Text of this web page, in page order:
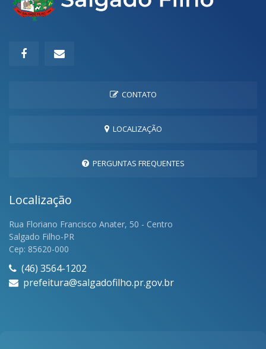
CONTATO
LOCALIZAÇÃO
PERGUNTAS FREQUENTES
Localização
Rua Floriano Francisco Anater, 50 - Centro
Salgado Filho-PR
Cep: 85620-000
(46) 3564-1202
prefeitura@salgadofilho.pr.gov.br